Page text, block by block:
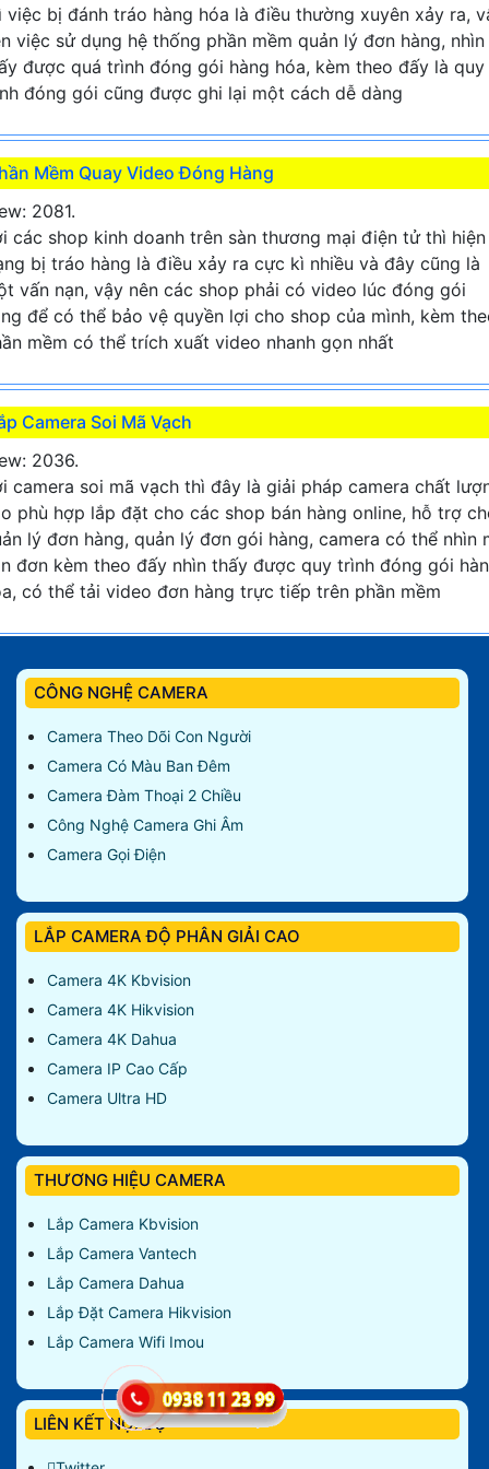
việc bị đánh tráo hàng hóa là điều thường xuyên xảy ra,
việc sử dụng hệ thống phần mềm quản lý đơn hàng, nhìn
được quá trình đóng gói hàng hóa, kèm theo đấy là quy
đóng gói cũng được ghi lại một cách dễ dàng
Mềm Quay Video Đóng Hàng
2081.
các shop kinh doanh trên sàn thương mại điện tử thì hiện
bị tráo hàng là điều xảy ra cực kì nhiều và đây cũng là
vấn nạn, vậy nên các shop phải có video lúc đóng gói
để có thể bảo vệ quyền lợi cho shop của mình, kèm
mềm có thể trích xuất video nhanh gọn nhất
Camera Soi Mã Vạch
2036.
camera soi mã vạch thì đây là giải pháp camera chất
phù hợp lắp đặt cho các shop bán hàng online, hỗ trợ
lý đơn hàng, quản lý đơn gói hàng, camera có thể nhìn
đơn kèm theo đấy nhìn thấy được quy trình đóng gói
có thể tải video đơn hàng trực tiếp trên phần mềm
CÔNG NGHỆ CAMERA
Camera Theo Dõi Con Người
Camera Có Màu Ban Đêm
Camera Đàm Thoại 2 Chiều
Công Nghệ Camera Ghi Âm
Camera Gọi Điện
LẮP CAMERA ĐỘ PHÂN GIẢI CAO
Camera 4K Kbvision
Camera 4K Hikvision
Camera 4K Dahua
Camera IP Cao Cấp
Camera Ultra HD
THƯƠNG HIỆU CAMERA
Lắp Camera Kbvision
Lắp Camera Vantech
Lắp Camera Dahua
Lắp Đặt Camera Hikvision
Lắp Camera Wifi Imou
LIÊN KẾT NỘI BỘ